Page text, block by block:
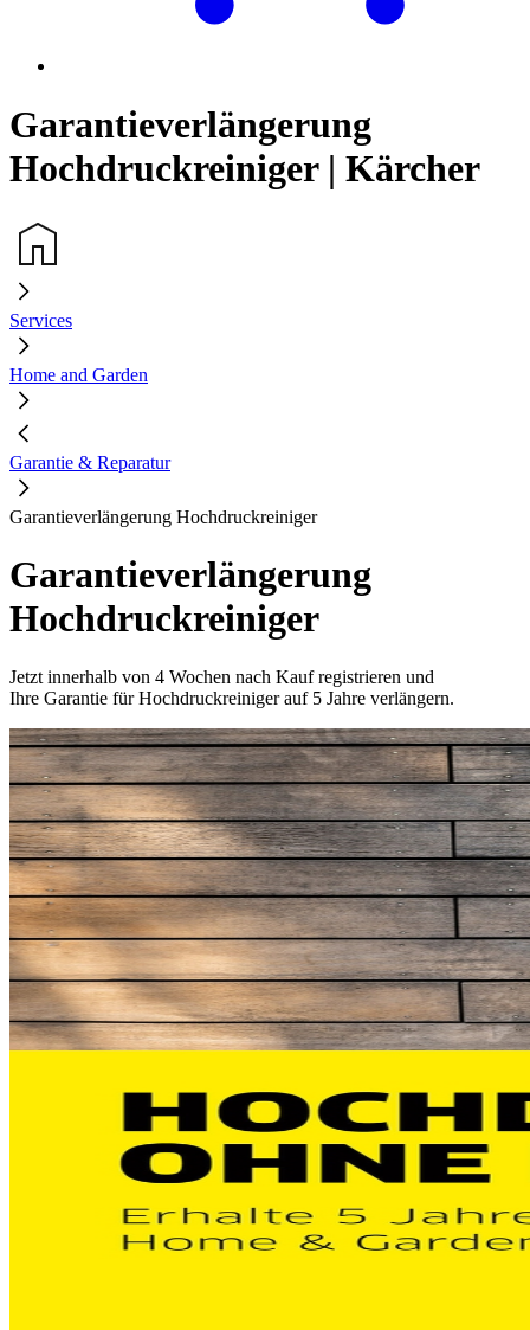
Garantieverlängerung
Hochdruckreiniger | Kärcher
Services
Home and Garden
Garantie & Reparatur
Garantieverlängerung Hochdruckreiniger
Garantieverlängerung
Hochdruckreiniger
Jetzt innerhalb von 4 Wochen nach Kauf registrieren und
Ihre Garantie für Hochdruckreiniger auf 5 Jahre verlängern.